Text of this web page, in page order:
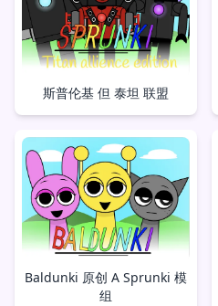
斯普伦基 但 泰坦 联盟
Baldunki 原创 A Sprunki 模
组